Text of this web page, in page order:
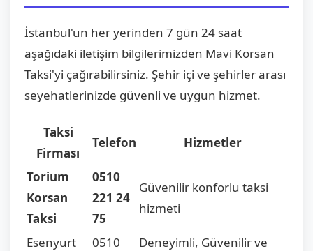
İstanbul'un her yerinden 7 gün 24 saat
aşağıdaki iletişim bilgilerimizden Mavi Korsan
Taksi'yi çağırabilirsiniz. Şehir içi ve şehirler arası
seyehatlerinizde güvenli ve uygun hizmet.
Taksi
Firması
Telefon Hizmetler
Torium
Korsan
Taksi
0510
221 24
75
Güvenilir konforlu taksi
hizmeti
Esenyurt
0510
Deneyimli, Güvenilir ve